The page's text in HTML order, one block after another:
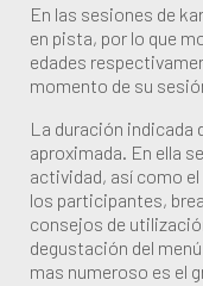
En las sesiones de
en pista, por lo que
edades
momento de su
La duración indicada
aproximada. En ella
actividad, así como
los participantes,
consejos de
degustación del
mas numeroso es el